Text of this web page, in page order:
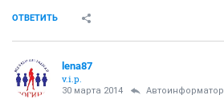
ОТВЕТИТЬ
lena87
v.i.p.
30 марта 2014 Автоинформатор